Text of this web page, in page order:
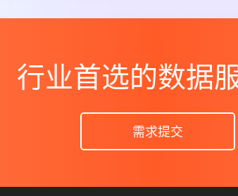
行业首选的数据
需求提交